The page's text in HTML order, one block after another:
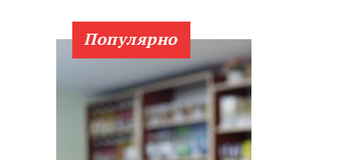
Популярно